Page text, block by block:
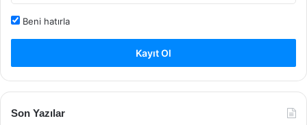
Beni hatırla
Kayıt Ol
Son Yazılar